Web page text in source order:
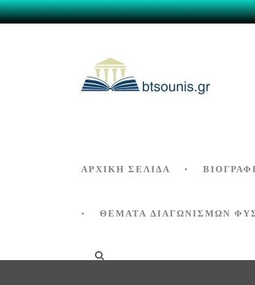
ΑΡΧΙΚΗ ΣΕΛΙΔΑ
ΘΕΜΑΤΑ ΔΙΑΓΩΝΙΣΜΩΝ